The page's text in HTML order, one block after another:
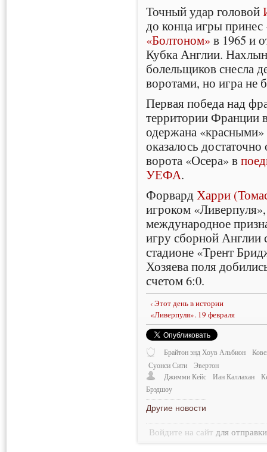
Точный удар головой
до конца игры
«Болтоном»в 1965 и
Кубка Англии.
болельщиков снесла
воротами, но игра не
Первая победа над
территории Франции
одержана
оказалось
ворота «Осера» в
УЕФА.
Форвард Харри
игроком
международное
игру сборной Англии
стадионе «Трент
Хозяева поля
счетом 6:0.
‹ Этот день в истории
«Ливерпуля». 19 февраля
Брайтон энд Хоув Альбион
Суонси Сити
Эвертон
Джимми Кейс
Иан Каллахан
Брэдшоу
Другие новости
Войдите на сайт для